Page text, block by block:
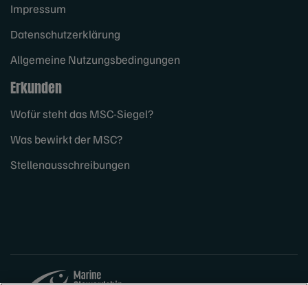
Impressum
Datenschutzerklärung
Allgemeine Nutzungsbedingungen
Erkunden
Wofür steht das MSC-Siegel?
Was bewirkt der MSC?
Stellenausschreibungen